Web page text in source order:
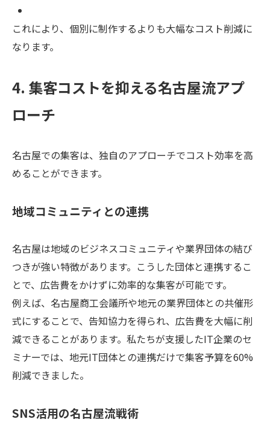
これにより、個別に制作するよりも大幅なコスト削減に
なります。
4. 集客コストを抑える名古屋流アプ
ローチ
名古屋での集客は、独自のアプローチでコスト効率を高
めることができます。
地域コミュニティとの連携
名古屋は地域のビジネスコミュニティや業界団体の結び
つきが強い特徴があります。こうした団体と連携するこ
とで、広告費をかけずに効率的な集客が可能です。
例えば、名古屋商工会議所や地元の業界団体との共催形
式にすることで、告知協力を得られ、広告費を大幅に削
減できることがあります。私たちが支援したIT企業のセ
ミナーでは、地元IT団体との連携だけで集客予算を60%
削減できました。
SNS活用の名古屋流戦術